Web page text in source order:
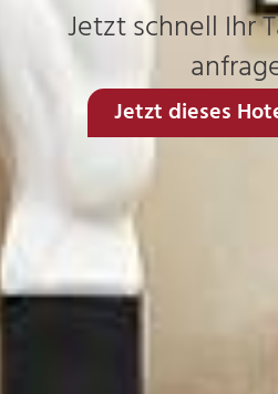
Jetzt schnell Ihr
Jetzt dieses